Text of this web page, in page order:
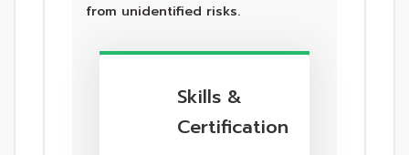
from unidentified risks.
Skills &
Certification